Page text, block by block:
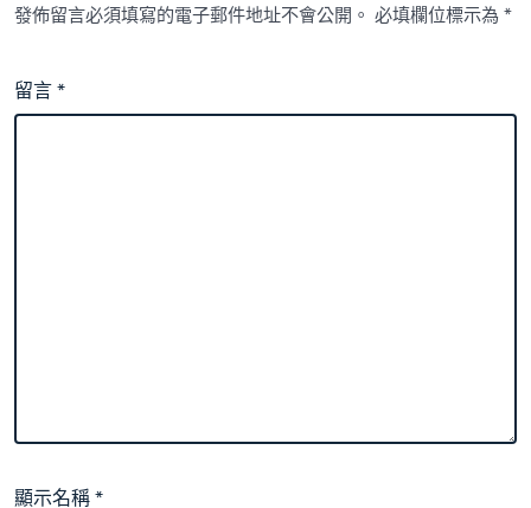
發佈留言必須填寫的電子郵件地址不會公開。 必填欄位標示為*
留言*
顯示名稱*